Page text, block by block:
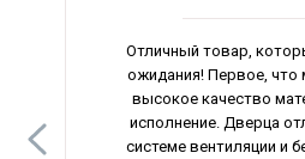
Отличный товар,
ожидания! Первое, что
высокое качество
исполнение. Дверца
системе вентиляции и